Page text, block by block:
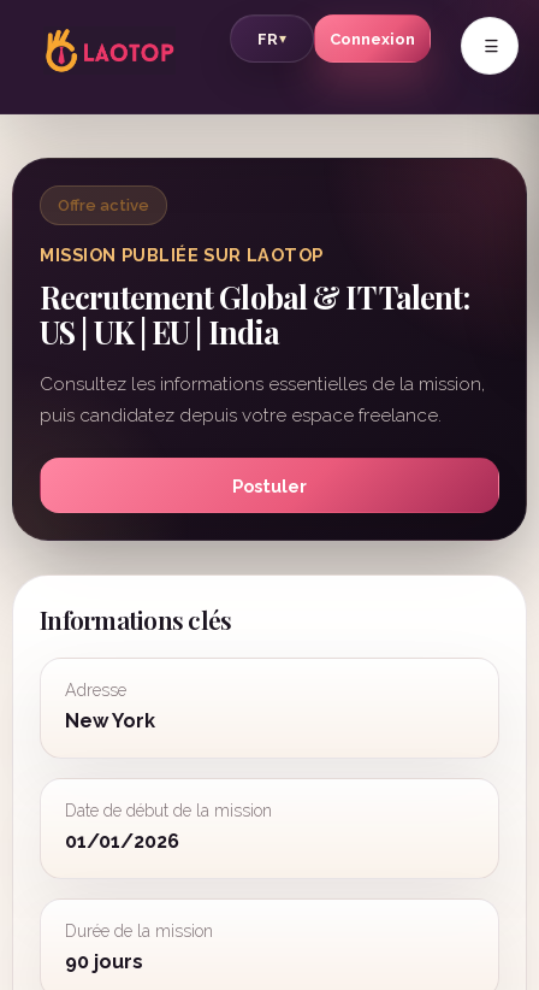
FR▾ Connexion v
Offre active
MISSION PUBLIÉE SUR LAOTOP
Recrutement Global & IT Talent:
US | UK | EU | India
Consultez les informations essentielles de la mission,
puis candidatez depuis votre espace freelance.
Postuler
Informations clés
Adresse
New York
Date de début de la mission
01/01/2026
Durée de la mission
90 jours